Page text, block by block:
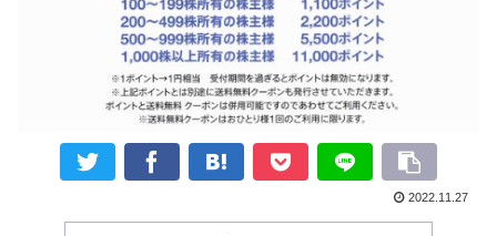
2022.11.27